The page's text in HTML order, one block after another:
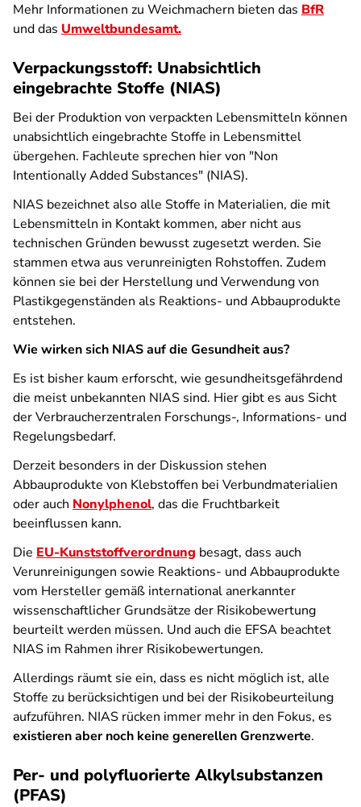
Mehr Informationen zu Weichmachern bieten das BfR
und das Umweltbundesamt.
Verpackungsstoff: Unabsichtlich
eingebrachte Stoffe (NIAS)
Bei der Produktion von verpackten Lebensmitteln können
unabsichtlich eingebrachte Stoffe in Lebensmittel
übergehen. Fachleute sprechen hier von "Non
Intentionally Added Substances" (NIAS).
NIAS bezeichnet also alle Stoffe in Materialien, die mit
Lebensmitteln in Kontakt kommen, aber nicht aus
technischen Gründen bewusst zugesetzt werden. Sie
stammen etwa aus verunreinigten Rohstoffen. Zudem
können sie bei der Herstellung und Verwendung von
Plastikgegenständen als Reaktions- und Abbauprodukte
entstehen.
Wie wirken sich NIAS auf die Gesundheit aus?
Es ist bisher kaum erforscht, wie gesundheitsgefährdend
die meist unbekannten NIAS sind. Hier gibt es aus Sicht
der Verbraucherzentralen Forschungs-, Informations- und
Regelungsbedarf.
Derzeit besonders in der Diskussion stehen
Abbauprodukte von Klebstoffen bei Verbundmaterialien
oder auch Nonylphenol, das die Fruchtbarkeit
beeinflussen kann.
Die EU-Kunststoffverordnung besagt, dass auch
Verunreinigungen sowie Reaktions- und Abbauprodukte
vom Hersteller gemäß international anerkannter
wissenschaftlicher Grundsätze der Risikobewertung
beurteilt werden müssen. Und auch die EFSA beachtet
NIAS im Rahmen ihrer Risikobewertungen.
Allerdings räumt sie ein, dass es nicht möglich ist, alle
Stoffe zu berücksichtigen und bei der Risikobeurteilung
aufzuführen. NIAS rücken immer mehr in den Fokus, es
existieren aber noch keine generellen Grenzwerte.
Per- und polyfluorierte Alkylsubstanzen
(PFAS)